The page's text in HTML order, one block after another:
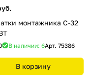
монтажника С-32
В наличии: 6Арт. 75386
В корзину